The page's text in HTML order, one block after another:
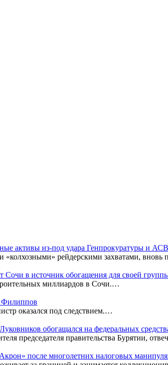
активы из-под удара Генпрокуратуры и АСВ
«колхозными» рейдерскими захватами, вновь
в источник обогащения для своей
миллиардов в Сочи.…
Филиппов
оказался под следствием.…
обогащался на федеральных
председателя правительства Бурятии,
после многолетних налоговых